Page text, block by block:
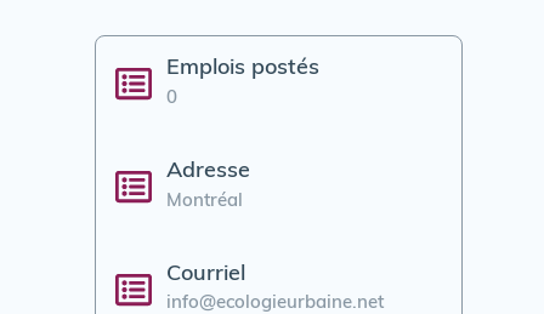
Emplois postés
0
Adresse
Montréal
Courriel
info@ecologieurbaine.net